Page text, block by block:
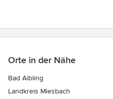
Orte in der Nähe
Bad Aibling
Landkreis Miesbach